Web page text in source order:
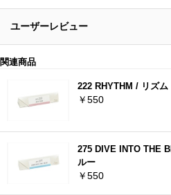
ユーザーレビュー
関連商品
222 RHYTHM / リズム
￥550
275 DIVE INTO THE
ルー
￥550